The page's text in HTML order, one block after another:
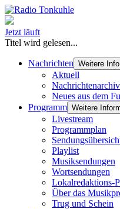
Jetzt läuft
Titel wird gelesen...
Nachrichten Weitere
Aktuell
Nachrichtenarchiv
Neues aus dem
Programm Weitere
Livestream
Programmplan
Playlist
Musiksendungen
Wortsendungen
Lokalredaktions-
Über das
Trug und Schein